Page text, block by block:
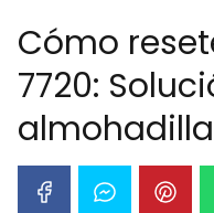
Cómo
7720: